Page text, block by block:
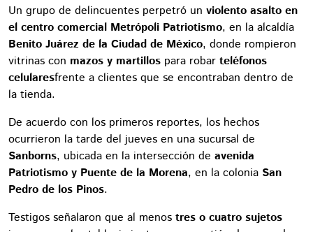
Un grupo de delincuentes perpetró un violento asalto en
el centro comercial Metrópoli Patriotismo, en la alcaldía
Benito Juárez de la Ciudad de México, donde rompieron
vitrinas con mazos y martillos para robar teléfonos
celularesfrente a clientes que se encontraban dentro de
la tienda.
De acuerdo con los primeros reportes, los hechos
ocurrieron la tarde del jueves en una sucursal de
Sanborns, ubicada en la intersección de avenida
Patriotismo y Puente de la Morena, en la colonia San
Pedro de los Pinos.
Testigos señalaron que al menos tres o cuatro sujetos